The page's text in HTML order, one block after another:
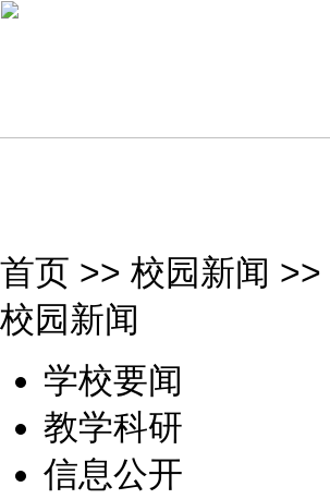
首页 >> 校园新闻 >>
校园新闻
学校要闻
教学科研
信息公开